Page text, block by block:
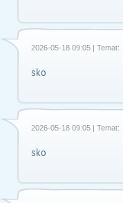
2026-05-18 09:05 | Temat:
sko
2026-05-18 09:05 | Temat:
sko